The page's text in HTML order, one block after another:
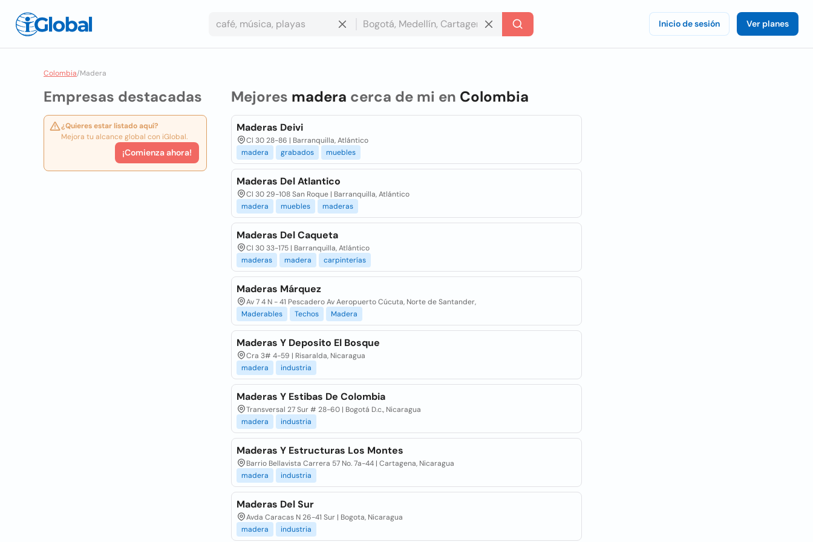
Inicio de sesión Ver planes
Colombia/Madera
Empresas destacadas
¿Quieres estar listado aquí?
Mejora tu alcance global con iGlobal.
¡Comienza ahora!
Mejores madera cerca de mi en Colombia
Maderas Deivi
Cl 30 28-86 | Barranquilla, Atlántico
madera
grabados muebles
Maderas Del Atlantico
Cl 30 29-108 San Roque | Barranquilla, Atlántico
madera
muebles maderas
Maderas Del Caqueta
Cl 30 33-175 | Barranquilla, Atlántico
maderas
madera carpinterías
Maderas Márquez
Av 7 4 N - 41 Pescadero Av Aeropuerto Cúcuta, Norte de Santander,
Maderables
Techos Madera
Maderas Y Deposito El Bosque
Cra 3# 4-59 | Risaralda, Nicaragua
madera
industria
Maderas Y Estibas De Colombia
Transversal 27 Sur # 28-60 | Bogotá D.c., Nicaragua
madera
industria
Maderas Y Estructuras Los Montes
Barrio Bellavista Carrera 57 No. 7a-44 | Cartagena, Nicaragua
madera
industria
Maderas Del Sur
Avda Caracas N 26-41 Sur | Bogota, Nicaragua
madera
industria